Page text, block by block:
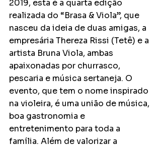
2019, esta é a quarta edição
realizada do “Brasa & Viola”, que
nasceu da ideia de duas amigas, a
empresária Thereza Rissi (Tetê) e a
artista Bruna Viola, ambas
apaixonadas por churrasco,
pescaria e música sertaneja. O
evento, que tem o nome inspirado
na violeira, é uma união de música,
boa gastronomia e
entretenimento para toda a
família. Além de valorizar a